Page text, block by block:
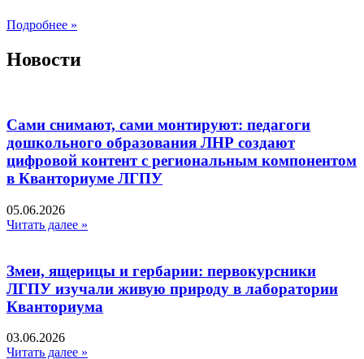
Подробнее »
Новости
Сами снимают, сами монтируют: педагоги
дошкольного образования ЛНР создают
цифровой контент с региональным компонентом
в Кванториуме ЛГПУ​
05.06.2026
Читать далее »
Змеи, ящерицы и гербарии: первокурсники
ЛГПУ изучали живую природу в лаборатории
Кванториума
03.06.2026
Читать далее »